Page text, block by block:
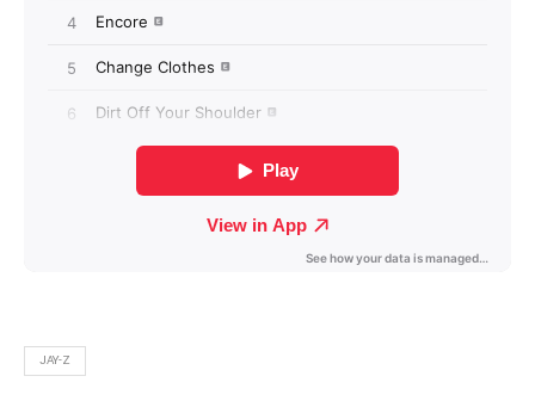
JAY-Z